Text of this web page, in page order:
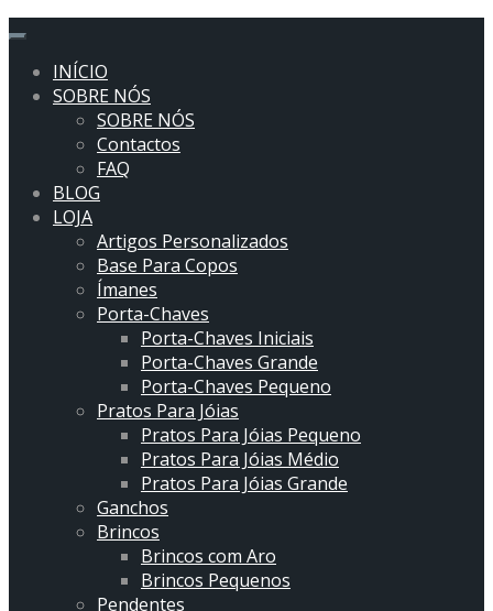
violet
flower art
INÍCIO
SOBRE NÓS
SOBRE NÓS
Contactos
FAQ
BLOG
LOJA
Artigos Personalizados
Base Para Copos
Ímanes
Porta-Chaves
Porta-Chaves Iniciais
Porta-Chaves Grande
Porta-Chaves Pequeno
Pratos Para Jóias
Pratos Para Jóias Pequeno
Pratos Para Jóias Médio
Pratos Para Jóias Grande
Ganchos
Brincos
Brincos com Aro
Brincos Pequenos
Pendentes